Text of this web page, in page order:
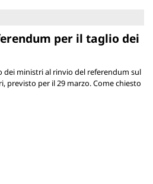
per il taglio dei
dei ministri al rinvio del referendum sul
previsto per il 29 marzo. Come chiesto